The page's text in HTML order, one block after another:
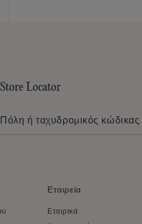
Store Locator
Εταιρεία
Εταιρικά